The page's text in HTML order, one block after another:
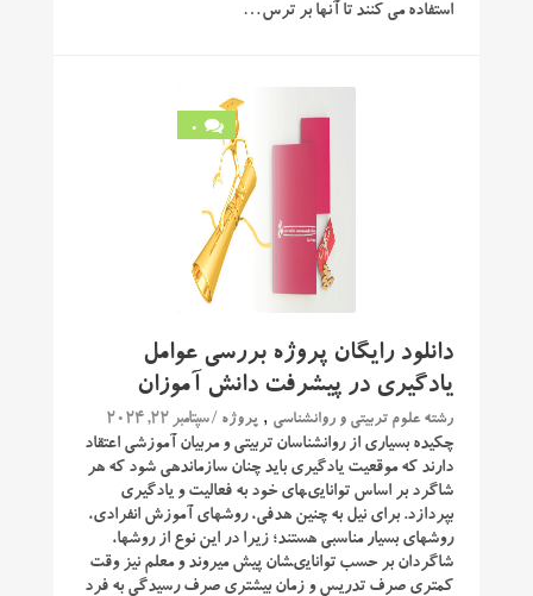
استفاده می ‎کنند تا آنها بر ترس…
0
دانلود رایگان پروژه بررسی عوامل
یادگیری در پیشرفت دانش آموزان
رشته علوم تربیتی و روانشناسی , پروژه / سپتامبر 22, 2024
چکیده بسیارى از روانشناسان تربیتى و مربیان آموزشى اعتقاد
دارند که موقعیت یادگیرى باید چنان سازماندهى شود که هر
شاگرد بر اساس توانایىهاى خود به فعالیت و یادگیرى
بپردازد. براى نیل به چنین هدفی، روشهاى آموزش انفرادی،
روشهاى بسیار مناسبى هستند؛ زیرا در این نوع از روشها،
شاگردان بر حسب توانایىشان پیش میروند و معلم نیز وقت
کمترى صرف تدریس و زمان بیشترى صرف رسیدگى به فرد